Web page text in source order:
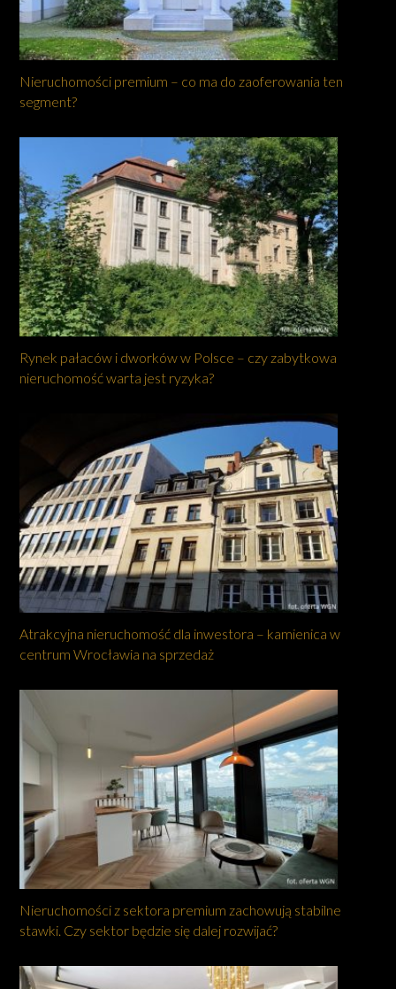
Nieruchomości premium – co ma do zaoferowania ten
segment?
Rynek pałaców i dworków w Polsce – czy zabytkowa
nieruchomość warta jest ryzyka?
Atrakcyjna nieruchomość dla inwestora – kamienica w
centrum Wrocławia na sprzedaż
Nieruchomości z sektora premium zachowują stabilne
stawki. Czy sektor będzie się dalej rozwijać?